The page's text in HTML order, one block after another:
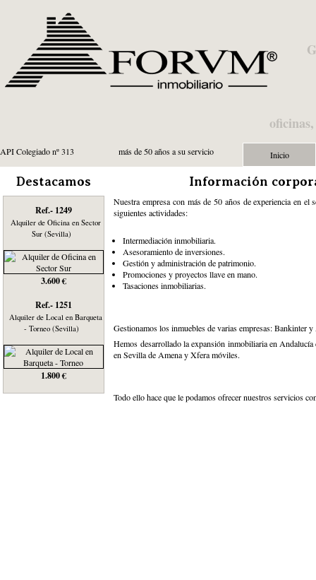
API Colegiado nº 313 más de 50 años a su servicio Inicio
Destacamos
Ref.- 1249
Alquiler de Oficina en Sector
Sur (Sevilla)
3.600 €
Ref.- 1251
Alquiler de Local en Barqueta
- Torneo (Sevilla)
1.800 €
Información
Nuestra empresa con más de 50 años de experiencia en el
siguientes actividades:
Intermediación inmobiliaria.
Asesoramiento de inversiones.
Gestión y administración de patrimonio.
Promociones y proyectos llave en mano.
Tasaciones inmobiliarias.
Gestionamos los inmuebles de varias empresas: Bankinter
Hemos desarrollado la expansión inmobiliaria en
en Sevilla de Amena y Xfera móviles.
Todo ello hace que le podamos ofrecer nuestros servicios